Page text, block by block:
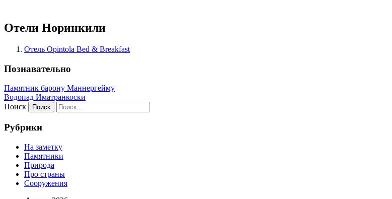
Отели Норинкили
Отель Opintola Bed & Breakfast
Познавательно
Памятник барону Маннергейму
Водопад Иматранкоски
Поиск
Рубрики
На заметку
Памятники
Природа
Про страны
Сооружения